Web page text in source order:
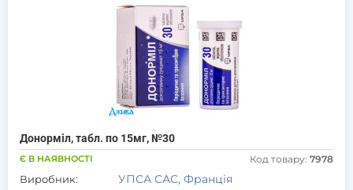
Донорміл, табл. по 15мг, №30
Є В НАЯВНОСТІ Код товару: 7978
Виробник: УПСА САС, Франція